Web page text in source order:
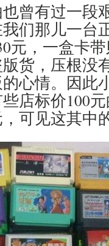
曾有过一段
们那儿一台
元，一盒卡
货，压根没
心情。因此
店标价100
可见这其中